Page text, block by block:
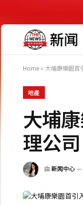
Home » 大埔康樂園首
地產
大埔
理公
由 新闻中心